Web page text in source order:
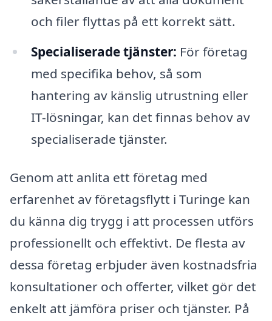
och filer flyttas på ett korrekt sätt.
Specialiserade tjänster: För företag
med specifika behov, så som
hantering av känslig utrustning eller
IT-lösningar, kan det finnas behov av
specialiserade tjänster.
Genom att anlita ett företag med
erfarenhet av företagsflytt i Turinge kan
du känna dig trygg i att processen utförs
professionellt och effektivt. De flesta av
dessa företag erbjuder även kostnadsfria
konsultationer och offerter, vilket gör det
enkelt att jämföra priser och tjänster. På